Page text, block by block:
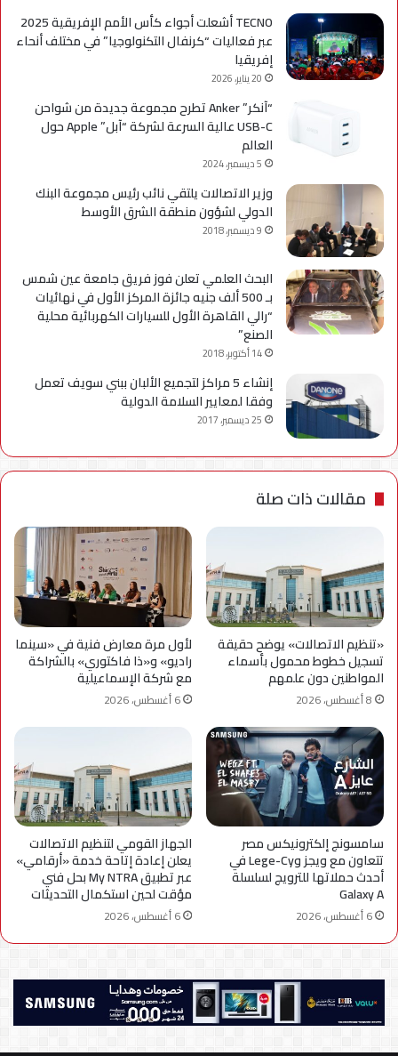
TECNO أشعلت أجواء كأس الأمم الإفريقية 2025
عبر فعاليات “كرنفال التكنولوجيا” في مختلف أنحاء
إفريقيا
20 يناير، 2026
“آنكر” Anker تطرح مجموعة جديدة من شواحن
USB-C عالية السرعة لشركة “آبل” Apple حول
العالم
5 ديسمبر، 2024
وزير الاتصالات يلتقي نائب رئيس مجموعة البنك
الدولي لشؤون منطقة الشرق الأوسط
9 ديسمبر، 2018
البحث العلمي تعلن فوز فريق جامعة عين شمس
بـ 500 ألف جنيه جائزة المركز الأول في نهائيات
“رالي القاهرة الأول للسيارات الكهربائية محلية
الصنع”
14 أكتوبر، 2018
إنشاء 5 مراكز لتجميع الألبان ببني سويف تعمل
وفقا لمعايير السلامة الدولية
25 ديسمبر، 2017
مقالات ذات صلة
«تنظيم الاتصالات» يوضح حقيقة
تسجيل خطوط محمول بأسماء
المواطنين دون علمهم
8 أغسطس، 2026
لأول مرة معارض فنية في «سينما
راديو» و«ذا فاكتوري» بالشراكة
مع شركة الإسماعيلية
6 أغسطس، 2026
سامسونج إلكترونيكس مصر
تتعاون مع ويجز وLege-Cy في
أحدث حملاتها للترويج لسلسلة
Galaxy A
6 أغسطس، 2026
الجهاز القومي لتنظيم الاتصالات
يعلن إعادة إتاحة خدمة «أرقامي»
عبر تطبيق My NTRA بحل فني
مؤقت لحين استكمال التحديثات
6 أغسطس، 2026